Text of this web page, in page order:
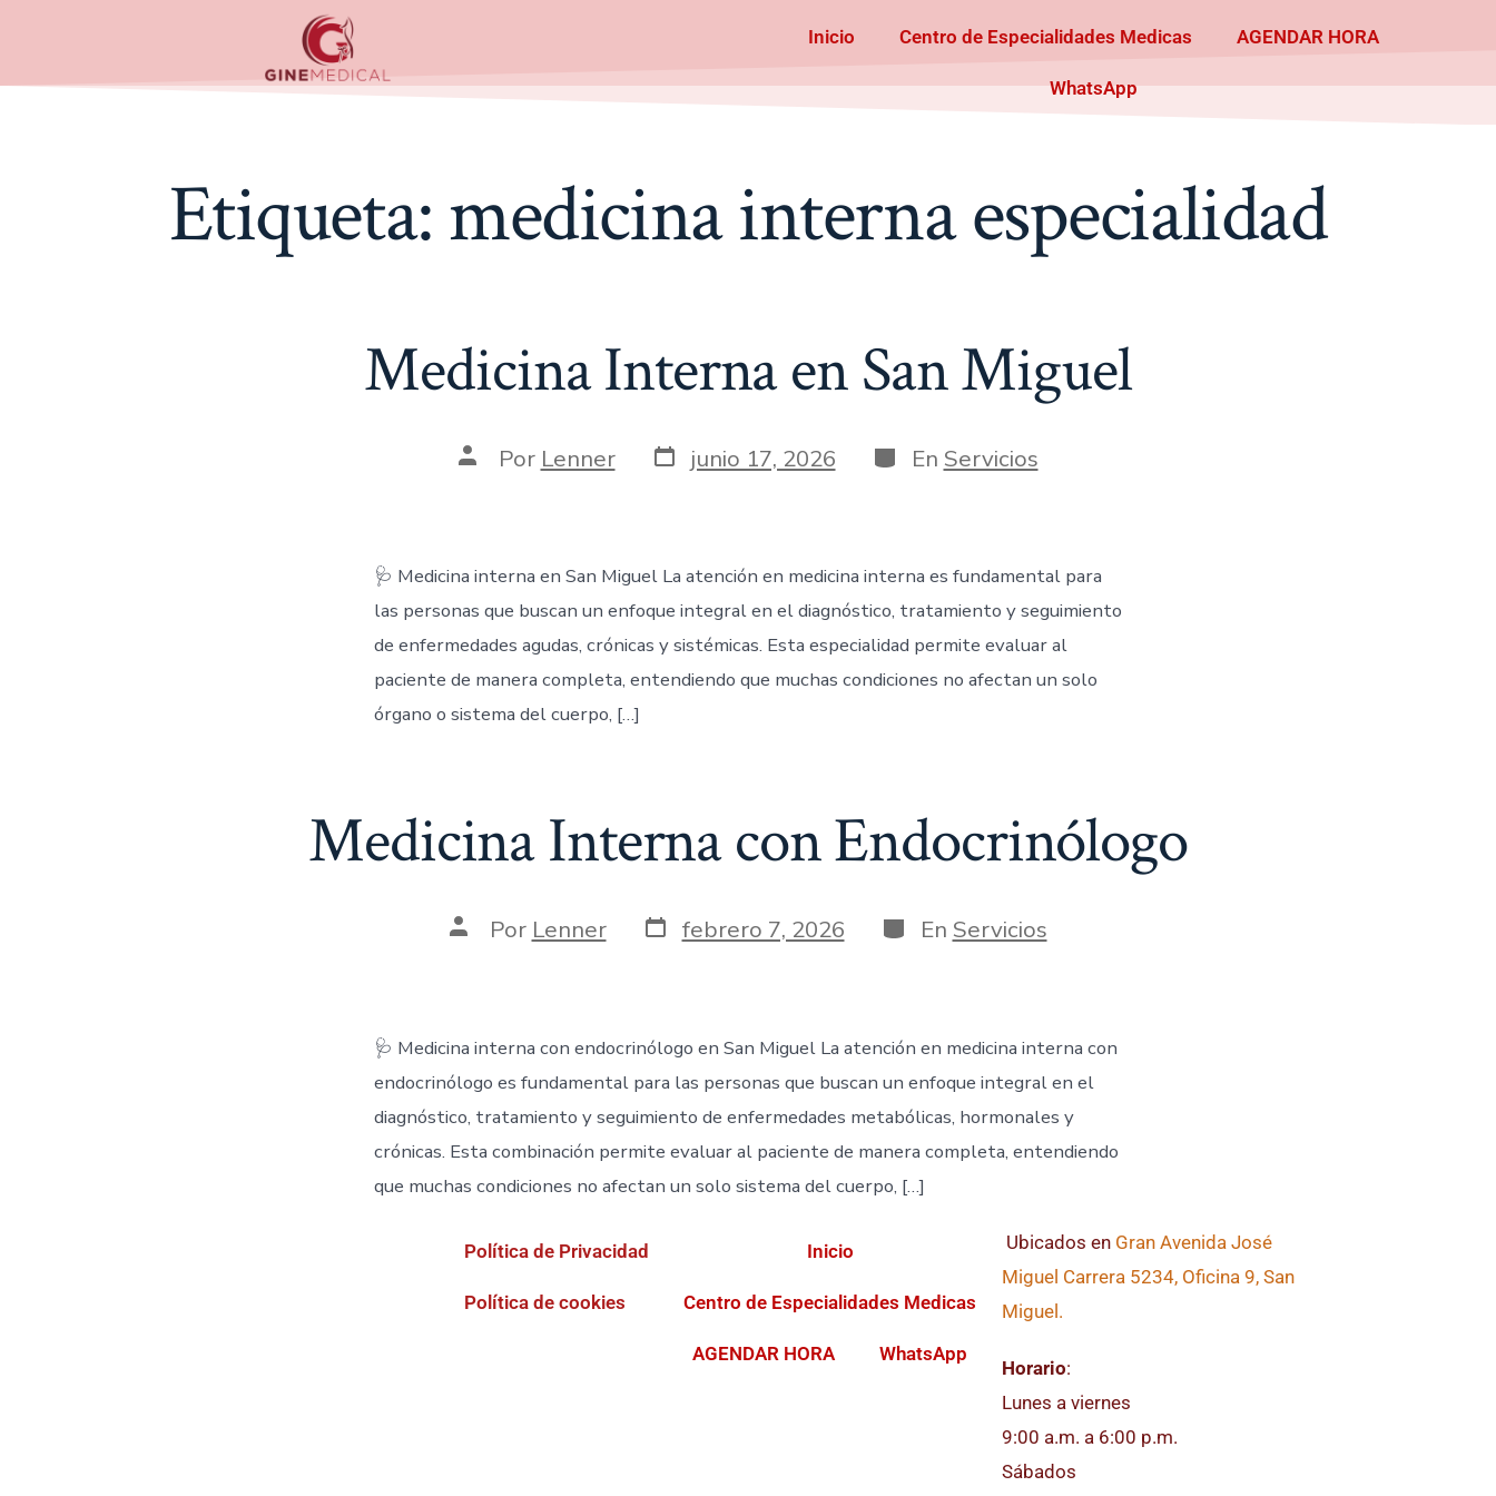
Inicio Centro de Especialidades Medicas AGENDAR HORA
WhatsApp
Etiqueta:medicina interna especialidad
Medicina Interna en San Miguel
Por Lenner junio 17, 2026 En Servicios
🩺 Medicina interna en San Miguel La atención en medicina interna es fundamental para
las personas que buscan un enfoque integral en el diagnóstico, tratamiento y seguimiento
de enfermedades agudas, crónicas y sistémicas. Esta especialidad permite evaluar al
paciente de manera completa, entendiendo que muchas condiciones no afectan un solo
órgano o sistema del cuerpo, […]
Medicina Interna con Endocrinólogo
Por Lenner febrero 7, 2026 En Servicios
🩺 Medicina interna con endocrinólogo en San Miguel La atención en medicina interna con
endocrinólogo es fundamental para las personas que buscan un enfoque integral en el
diagnóstico, tratamiento y seguimiento de enfermedades metabólicas, hormonales y
crónicas. Esta combinación permite evaluar al paciente de manera completa, entendiendo
que muchas condiciones no afectan un solo sistema del cuerpo, […]
Política de Privacidad
Política de cookies
Inicio
Centro de Especialidades Medicas
AGENDAR HORA WhatsApp
Ubicados en Gran Avenida José
Miguel Carrera 5234, Oficina 9, San
Miguel.
Horario:
Lunes a viernes
9:00 a.m. a 6:00 p.m.
Sábados